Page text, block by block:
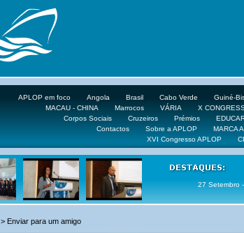
APLOP em foco Angola Brasil Cabo Verde Guiné-
MACAU - CHINA
Marrocos VÁRIA X
Corpos Sociais
Cruzeiros Prémios
Contactos
Sobre a APLOP MARCA
XVI Congresso APLOP
27 Setembro
> Enviar para um amigo